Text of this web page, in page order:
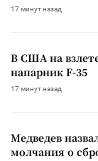
17 минут назад
В США на
напарник F-35
17 минут назад
Медведев
молчания о